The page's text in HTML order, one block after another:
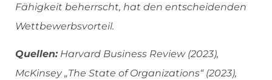
Fähigkeit beherrscht, hat den entscheidenden
Wettbewerbsvorteil.
Quellen:Harvard Business Review (2023),
McKinsey „The State of Organizations“ (2023),